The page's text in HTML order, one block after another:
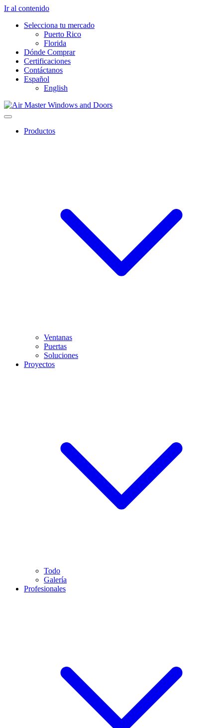
Ir al contenido
Selecciona tu mercado
Puerto Rico
Florida
Dónde Comprar
Certificaciones
Contáctanos
Español
English
Productos
Ventanas
Puertas
Soluciones
Proyectos
Todo
Galería
Profesionales